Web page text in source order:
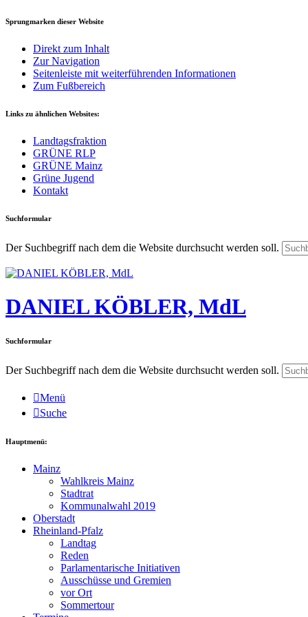
Sprungmarken dieser Website
Direkt zum Inhalt
Zur Navigation
Seitenleiste mit weiterführenden Informationen
Zum Fußbereich
Links zu ähnlichen Websites:
Landtagsfraktion
GRÜNE RLP
GRÜNE Mainz
Grüne Jugend
Kontakt
Suchformular
Der Suchbegriff nach dem die Website durchsucht werden soll.
DANIEL KÖBLER, MdL
Suchformular
Der Suchbegriff nach dem die Website durchsucht werden soll.
Menü
Suche
Hauptmenü:
Mainz
Wahlkreis Mainz
Stadtrat
Kommunalwahl 2019
Oberstadt
Rheinland-Pfalz
Landtag
Reden
Parlamentarische Initiativen
Ausschüsse und Gremien
vor Ort
Sommertour